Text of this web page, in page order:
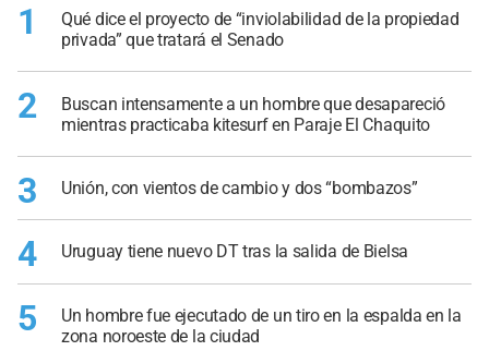
1
Qué dice el proyecto de “inviolabilidad de la propiedad
privada” que tratará el Senado
2
Buscan intensamente a un hombre que desapareció
mientras practicaba kitesurf en Paraje El Chaquito
3 Unión, con vientos de cambio y dos “bombazos”
4 Uruguay tiene nuevo DT tras la salida de Bielsa
5
Un hombre fue ejecutado de un tiro en la espalda en la
zona noroeste de la ciudad